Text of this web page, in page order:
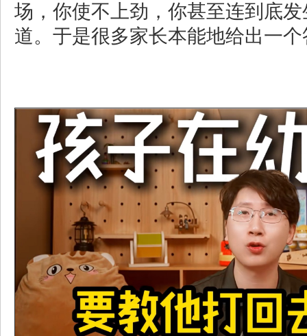
场，你使不上劲，你甚至连到底
道。于是很多家长本能地给出一个